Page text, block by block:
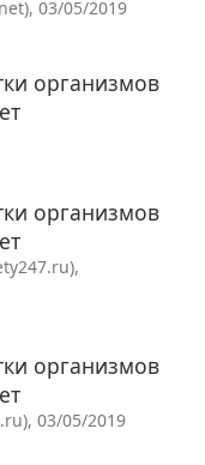
03/05/2019
организмов
организмов
организмов
03/05/2019